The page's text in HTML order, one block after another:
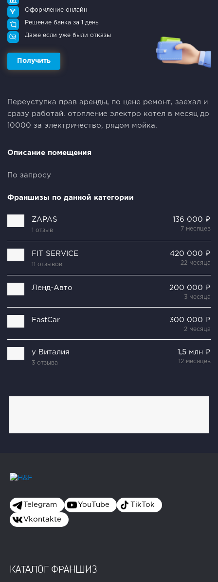
Оформление онлайн
Решение банка за 1 день
Даже если уже были отказы
Получить
Переуступка прав аренды, по цене ремонт, заехал и
сразу работай. отопление электро котел в месяц до
10000 за электричество, рядом мойка.
Описание помещения
По запросу
Франшизы по данной категории
ZAPAS
1 отзыв
136 000 ₽
7 месяцев
FIT SERVICE
11 отзывов
420 000 ₽
22 месяца
Ленд-Авто 200 000 ₽
3 месяца
FastCar 300 000 ₽
2 месяца
у Виталия
3 отзыва
1,5 млн ₽
12 месяцев
Telegram YouTube TikTok
Vkontakte
КАТАЛОГ ФРАНШИЗ